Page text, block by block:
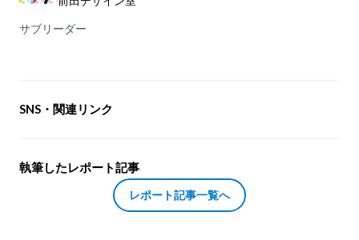
サブリーダー
SNS・関連リンク
執筆したレポート記事
レポート記事一覧へ